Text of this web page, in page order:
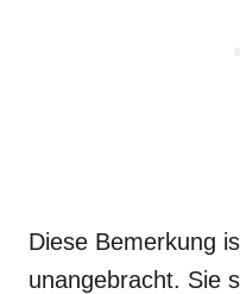
Diese Bemerkung
unangebracht. Sie